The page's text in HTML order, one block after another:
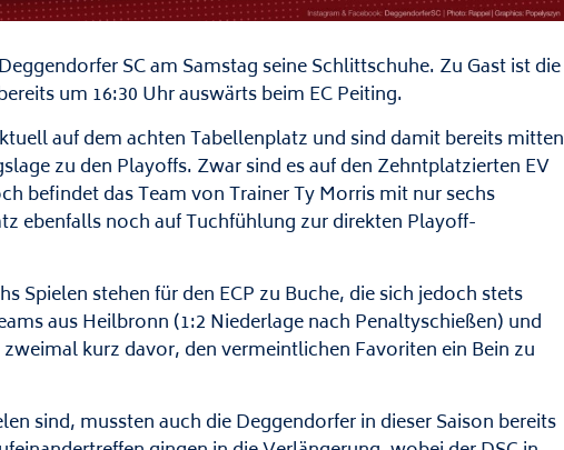
SC am Samstag seine Schlittschuhe. Zu Gast ist die
um 16:30 Uhr auswärts beim EC Peiting.
auf dem achten Tabellenplatz und sind damit bereits mitten
zu den Playoffs. Zwar sind es auf den Zehntplatzierten EV
befindet das Team von Trainer Ty Morris mit nur sechs
ebenfalls noch auf Tuchfühlung zur direkten Playoff-
Spielen stehen für den ECP zu Buche, die sich jedoch stets
aus Heilbronn (1:2 Niederlage nach Penaltyschießen) und
kurz davor, den vermeintlichen Favoriten ein Bein zu
sind, mussten auch die Deggendorfer in dieser Saison bereits